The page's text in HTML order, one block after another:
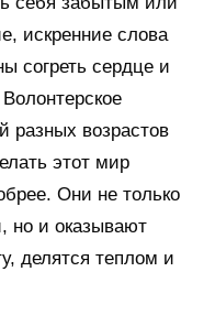
искренние слова
согреть сердце и
разных возрастов
этот мир
Они не только
но и оказывают
делятся теплом и